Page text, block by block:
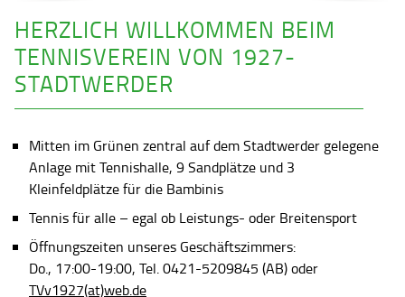
HERZLICH WILLKOMMEN BEIM
TENNISVEREIN VON 1927-
STADTWERDER
Mitten im Grünen zentral auf dem Stadtwerder gelegene
Anlage mit Tennishalle, 9 Sandplätze und 3
Kleinfeldplätze für die Bambinis
Tennis für alle – egal ob Leistungs- oder Breitensport
Öffnungszeiten unseres Geschäftszimmers:
Do., 17:00-19:00, Tel. 0421-5209845 (AB) oder
TVv1927(at)web.de